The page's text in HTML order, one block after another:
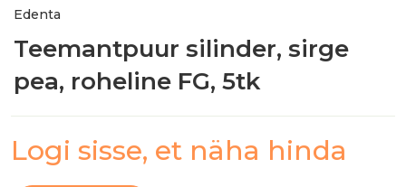
Edenta
Teemantpuur silinder, sirge
pea, roheline FG, 5tk
Logi sisse, et näha hinda